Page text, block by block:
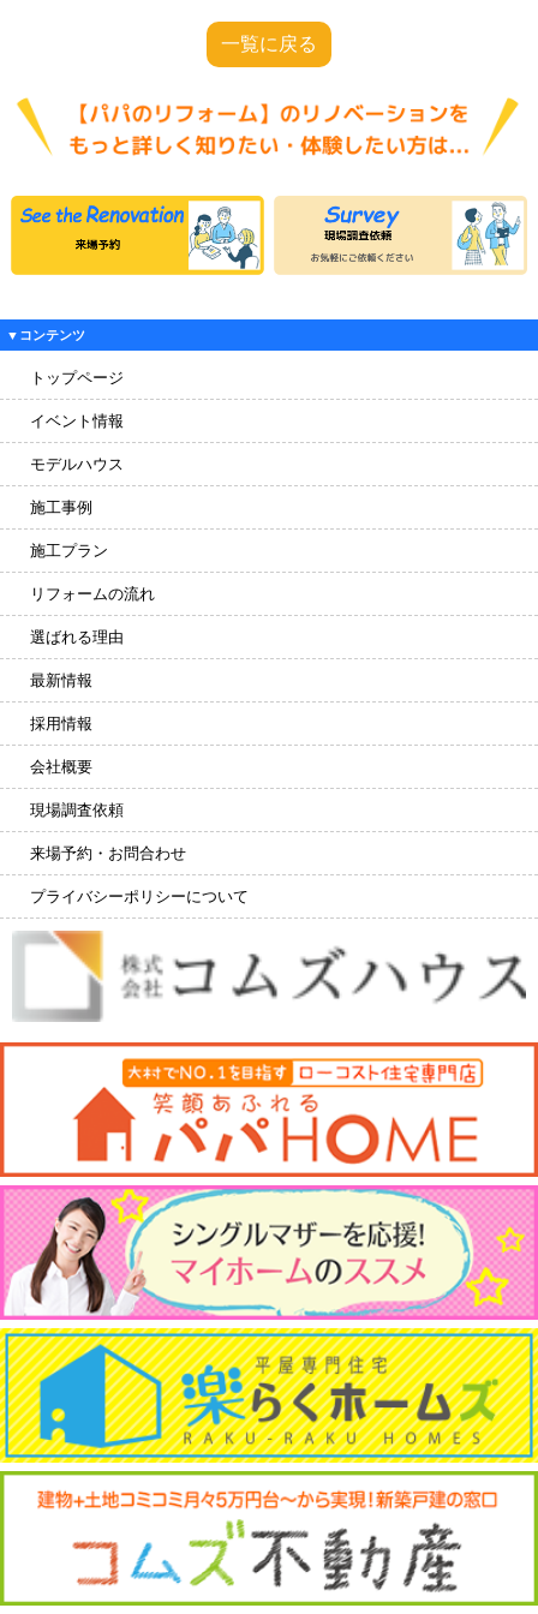
一覧に戻る
▼コンテンツ
トップページ
イベント情報
モデルハウス
施工事例
施工プラン
リフォームの流れ
選ばれる理由
最新情報
採用情報
会社概要
現場調査依頼
来場予約・お問合わせ
プライバシーポリシーについて